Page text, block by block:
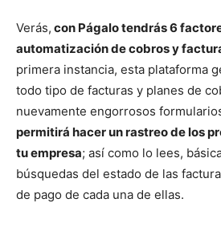
Verás, con Págalo tendrás 6
automatización de cobros y
primera instancia, esta plataforma
todo tipo de facturas y planes de
nuevamente engorrosos
permitirá hacer un rastreo de los
tu empresa; así como lo lees,
búsquedas del estado de las
de pago de cada una de ellas.